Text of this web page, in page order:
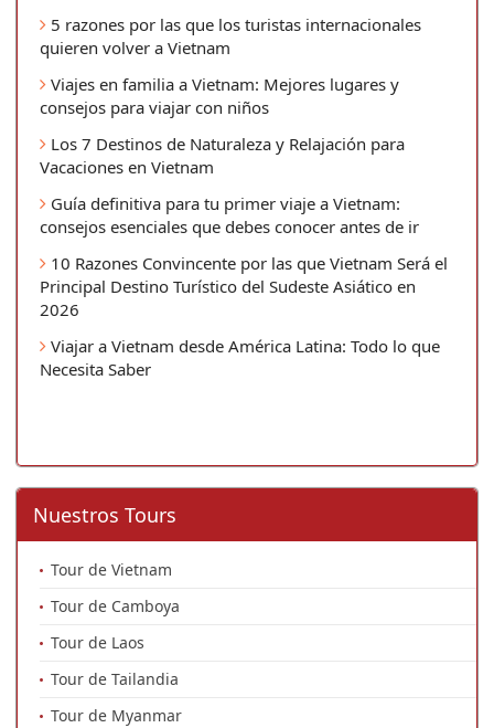
5 razones por las que los turistas internacionales
quieren volver a Vietnam
Viajes en familia a Vietnam: Mejores lugares y
consejos para viajar con niños
Los 7 Destinos de Naturaleza y Relajación para
Vacaciones en Vietnam
Guía definitiva para tu primer viaje a Vietnam:
consejos esenciales que debes conocer antes de ir
10 Razones Convincente por las que Vietnam Será el
Principal Destino Turístico del Sudeste Asiático en
2026
Viajar a Vietnam desde América Latina: Todo lo que
Necesita Saber
Nuestros Tours
Tour de Vietnam
Tour de Camboya
Tour de Laos
Tour de Tailandia
Tour de Myanmar